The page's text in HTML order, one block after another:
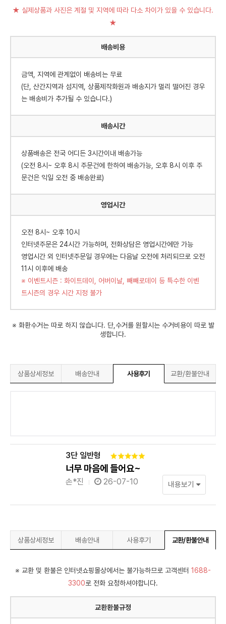
★ 실제상품과 사진은 계절 및 지역에 따라 다소 차이가 있을 수 있습니다.
★
배송비용
금액, 지역에 관계없이 배송비는 무료
(단, 산간지역과 섬지역, 상품제작화원과 배송지가 멀리 떨어진 경우
는 배송비가 추가될 수 있습니다.)
배송시간
상품배송은 전국 어디든 3시간이내 배송가능
(오전 8시~ 오후 8시 주문건에 한하여 배송가능, 오후 8시 이후 주
문건은 익일 오전 중 배송완료)
영업시간
오전 8시~ 오후 10시
인터넷주문은 24시간 가능하며, 전화상담은 영업시간에만 가능
영업시간 외 인터넷주문일 경우에는 다음날 오전에 처리되므로 오전
11시 이후에 배송
※ 이벤트시즌 : 화이트데이, 어버이날, 빼빼로데이 등 특수한 이벤
트시즌의 경우 시간 지정 불가
※ 화환수거는 따로 하지 않습니다. 단,수거를 원할시는 수거비용이 따로 발
생합니다.
상품상세정보 배송안내 사용후기 교환/환불안내
3단 일반형
너무 마음에 들어요~
손*진 26-07-10 내용보기
상품상세정보 배송안내 사용후기 교환/환불안내
※ 교환 및 환불은 인터넷쇼핑몰상에서는 불가능하므로 고객센터 1688-
3300로 전화 요청하셔야합니다.
교환환불규정